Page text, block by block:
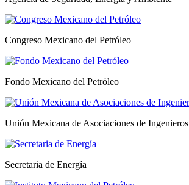
Congreso Mexicano del Petróleo
Fondo Mexicano del Petróleo
Unión Mexicana de Asociaciones de Ingenieros
Secretaria de Energía